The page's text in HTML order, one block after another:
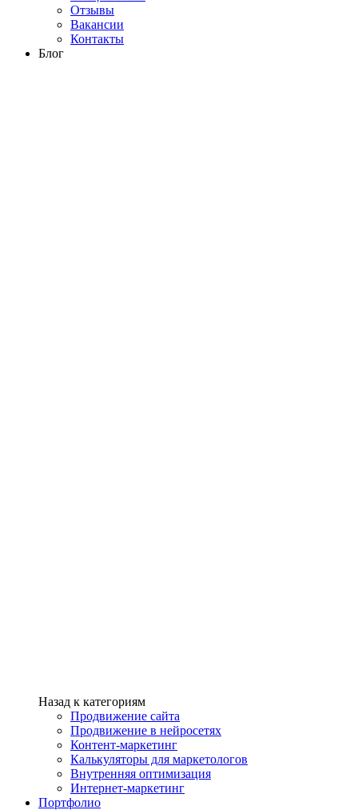
Отзывы
Вакансии
Контакты
Блог
Назад к категориям
Продвижение сайта
Продвижение в нейросетях
Контент-маркетинг
Калькуляторы для маркетологов
Внутренняя оптимизация
Интернет-маркетинг
Портфолио